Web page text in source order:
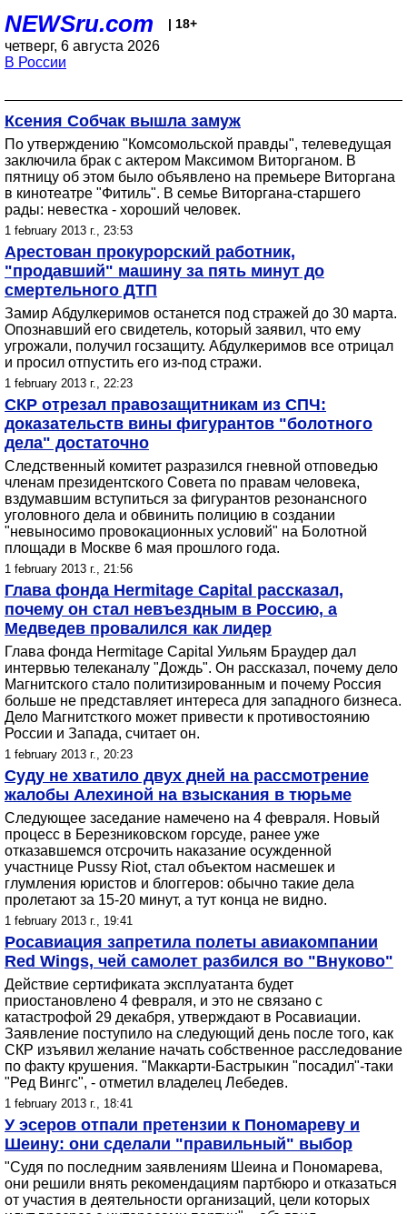
NEWSru.com | 18+
четверг, 6 августа 2026
В России
Ксения Собчак вышла замуж
По утверждению "Комсомольской правды", телеведущая
заключила брак с актером Максимом Виторганом. В
пятницу об этом было объявлено на премьере Виторгана
в кинотеатре "Фитиль". В семье Виторгана-старшего
рады: невестка - хороший человек.
1 february 2013 г., 23:53
Арестован прокурорский работник,
"продавший" машину за пять минут до
смертельного ДТП
Замир Абдулкеримов останется под стражей до 30 марта.
Опознавший его свидетель, который заявил, что ему
угрожали, получил госзащиту. Абдулкеримов все отрицал
и просил отпустить его из-под стражи.
1 february 2013 г., 22:23
СКР отрезал правозащитникам из СПЧ:
доказательств вины фигурантов "болотного
дела" достаточно
Следственный комитет разразился гневной отповедью
членам президентского Совета по правам человека,
вздумавшим вступиться за фигурантов резонансного
уголовного дела и обвинить полицию в создании
"невыносимо провокационных условий" на Болотной
площади в Москве 6 мая прошлого года.
1 february 2013 г., 21:56
Глава фонда Hermitage Сapital рассказал,
почему он стал невъездным в Россию, а
Медведев провалился как лидер
Глава фонда Hermitage Сapital Уильям Браудер дал
интервью телеканалу "Дождь". Он рассказал, почему дело
Магнитского стало политизированным и почему Россия
больше не представляет интереса для западного бизнеса.
Дело Магнитсткого может привести к противостоянию
России и Запада, считает он.
1 february 2013 г., 20:23
Суду не хватило двух дней на рассмотрение
жалобы Алехиной на взыскания в тюрьме
Следующее заседание намечено на 4 февраля. Новый
процесс в Березниковском горсуде, ранее уже
отказавшемся отсрочить наказание осужденной
участнице Pussy Riot, стал объектом насмешек и
глумления юристов и блоггеров: обычно такие дела
пролетают за 15-20 минут, а тут конца не видно.
1 february 2013 г., 19:41
Росавиация запретила полеты авиакомпании
Red Wings, чей самолет разбился во "Внуково"
Действие сертификата эксплуатанта будет
приостановлено 4 февраля, и это не связано с
катастрофой 29 декабря, утверждают в Росавиации.
Заявление поступило на следующий день после того, как
СКР изъявил желание начать собственное расследование
по факту крушения. "Маккарти-Бастрыкин "посадил"-таки
"Ред Вингс", - отметил владелец Лебедев.
1 february 2013 г., 18:41
У эсеров отпали претензии к Пономареву и
Шеину: они сделали "правильный" выбор
"Судя по последним заявлениям Шеина и Пономарева,
они решили внять рекомендациям партбюро и отказаться
от участия в деятельности организаций, цели которых